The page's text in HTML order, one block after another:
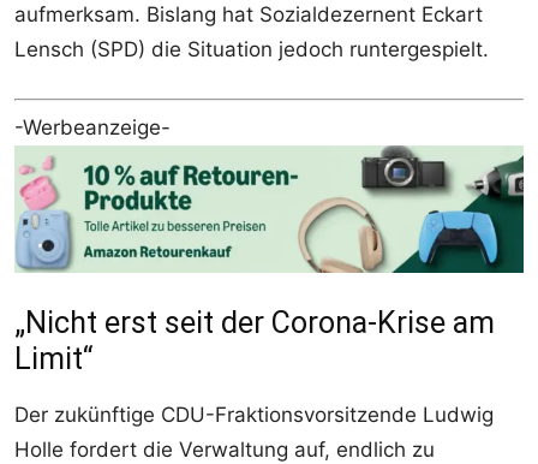
aufmerksam. Bislang hat Sozialdezernent Eckart
Lensch (SPD) die Situation jedoch runtergespielt.
-Werbeanzeige-
„Nicht erst seit der Corona-Krise am
Limit“
Der zukünftige CDU-Fraktionsvorsitzende Ludwig
Holle fordert die Verwaltung auf, endlich zu